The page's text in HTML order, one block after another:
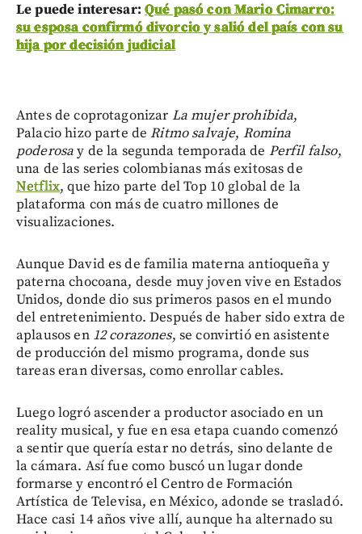
Le puede interesar: Qué pasó con Mario Cimarro:
su esposa confirmó divorcio y salió del país con su
hija por decisión judicial
Antes de coprotagonizar La mujer prohibida,
Palacio hizo parte deRitmo salvaje, Romina
poderosay de la segunda temporada de Perfil falso,
una de las series colombianas más exitosas de
Netflix, que hizo parte del Top 10 global de la
plataforma con más de cuatro millones de
visualizaciones.
Aunque David es de familia materna antioqueña y
paterna chocoana, desde muy joven vive en Estados
Unidos, donde dio sus primeros pasos en el mundo
del entretenimiento. Después de haber sido extra de
aplausos en 12 corazones, se convirtió en asistente
de producción del mismo programa, donde sus
tareas eran diversas, como enrollar cables.
Luego logró ascender a productor asociado en un
reality musical, y fue en esa etapa cuando comenzó
a sentir que quería estar no detrás, sino delante de
la cámara. Así fue como buscó un lugar donde
formarse y encontró el Centro de Formación
Artística de Televisa, en México, adonde se trasladó.
Hace casi 14 años vive allí, aunque ha alternado su